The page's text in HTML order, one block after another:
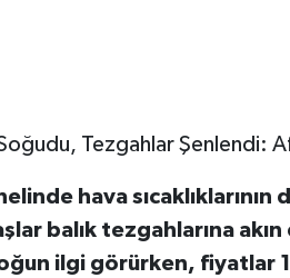
Tezgahlar Şenlendi:
hava
balık tezgahlarına
ilgi görürken, fiyatlar